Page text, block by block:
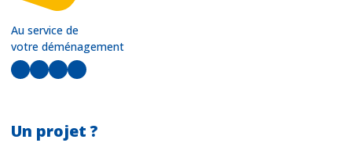
Au service de
votre déménagement
LinkedIn
Facebook
Instagram
YouTube
Un projet ?